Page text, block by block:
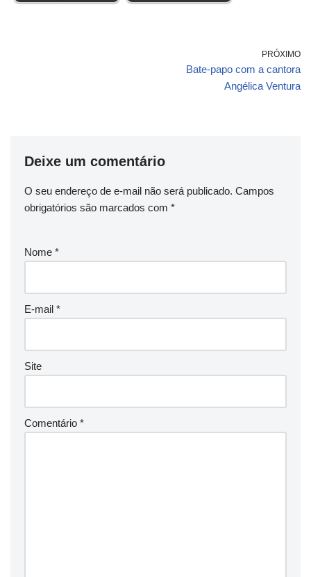
PRÓXIMO
Bate-papo com a cantora
Angélica Ventura
Deixe um comentário
O seu endereço de e-mail não será publicado. Campos
obrigatórios são marcados com *
Nome *
E-mail *
Site
Comentário *